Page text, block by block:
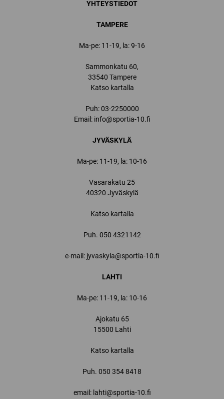
YHTEYSTIEDOT
TAMPERE
Ma-pe: 11-19, la: 9-16
Sammonkatu 60,
33540 Tampere
Katso kartalla
Puh:03-2250000
Email: info@sportia-10.fi
JYVÄSKYLÄ
Ma-pe: 11-19, la: 10-16
Vasarakatu 25
40320 Jyväskylä
Katso kartalla
Puh. 050 4321142
e-mail: jyvaskyla@sportia-10.fi
LAHTI
Ma-pe: 11-19, la: 10-16
Ajokatu 65
15500 Lahti
Katso kartalla
Puh. 050 354 8418
email: lahti@sportia-10.fi